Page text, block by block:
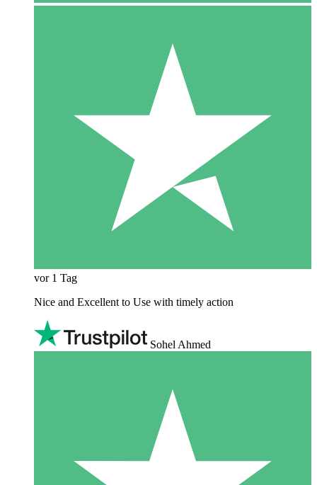
vor 1 Tag
Nice and Excellent to Use with timely action
Sohel Ahmed